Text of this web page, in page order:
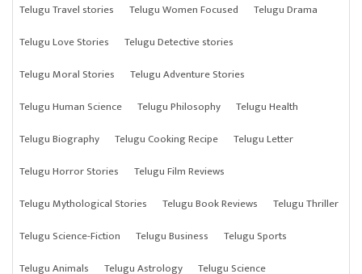
Telugu Travel stories
Telugu Women Focused
Telugu Drama
Telugu Love Stories
Telugu Detective stories
Telugu Moral Stories
Telugu Adventure Stories
Telugu Human Science
Telugu Philosophy
Telugu Health
Telugu Biography
Telugu Cooking Recipe
Telugu Letter
Telugu Horror Stories
Telugu Film Reviews
Telugu Mythological Stories
Telugu Book Reviews
Telugu Thriller
Telugu Science-Fiction
Telugu Business
Telugu Sports
Telugu Animals
Telugu Astrology Telugu Science